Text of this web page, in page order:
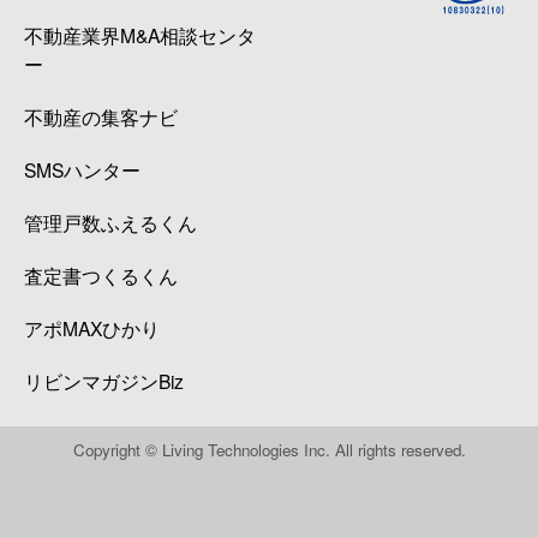
不動産業界M&A相談センタ
ー
不動産の集客ナビ
SMSハンター
管理戸数ふえるくん
査定書つくるくん
アポMAXひかり
リビンマガジンBiz
Copyright © Living Technologies Inc. All rights reserved.